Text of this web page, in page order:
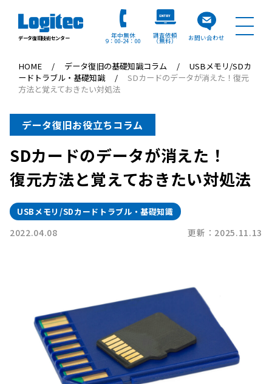
データ復旧技術センター 年中無休
9：00 24：00
調査依頼
（無料） お問い合わせ
HOME データ復旧の基礎知識コラム
USBメモリ/SDカ
ードトラブル・基礎知識
SDカードのデータが消えた！復元
方法と覚えておきたい対処法
データ復旧お役立ちコラム
SDカードのデータが消えた！
復元方法と覚えておきたい対処法
USBメモリ/SDカードトラブル・基礎知識
2022.04.08 更新：2025.11.13